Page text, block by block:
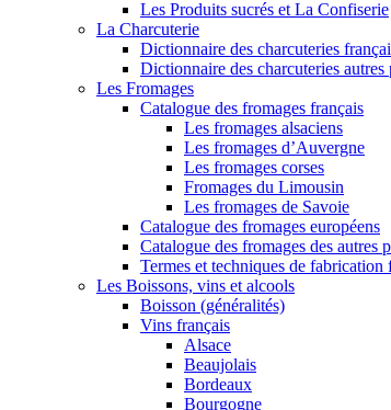
Les Produits sucrés et La Confiserie
La Charcuterie
Dictionnaire des charcuteries
Dictionnaire des charcuteries autres
Les Fromages
Catalogue des fromages français
Les fromages alsaciens
Les fromages d’Auvergne
Les fromages corses
Fromages du Limousin
Les fromages de Savoie
Catalogue des fromages européens
Catalogue des fromages des autres
Termes et techniques de fabrication
Les Boissons, vins et alcools
Boisson (généralités)
Vins français
Alsace
Beaujolais
Bordeaux
Bourgogne